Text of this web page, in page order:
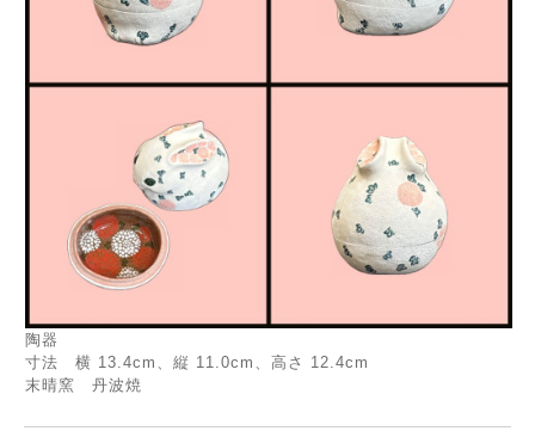
陶器
寸法 横 13.4cm、縦 11.0cm、高さ 12.4cm
末晴窯 丹波焼